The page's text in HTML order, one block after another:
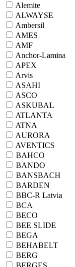
Alemite
ALWAYSE
Ambersil
AMES
AMF
Anchor-Lamina
APEX
Arvis
ASAHI
ASCO
ASKUBAL
ATLANTA
ATNA
AURORA
AVENTICS
BAHCO
BANDO
BANSBACH
BARDEN
BBC-R Latvia
BCA
BECO
BEE SLIDE
BEGA
BEHABELT
BERG
BERGES